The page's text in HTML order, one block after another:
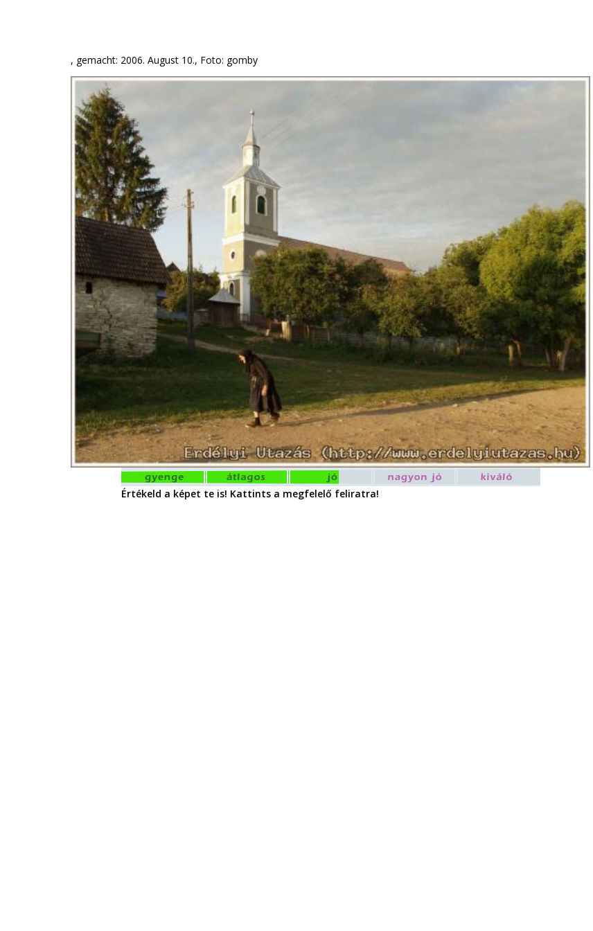
, gemacht: 2006. August 10., Foto: gomby
Értékeld a képet te is! Kattints a megfelelő feliratra!